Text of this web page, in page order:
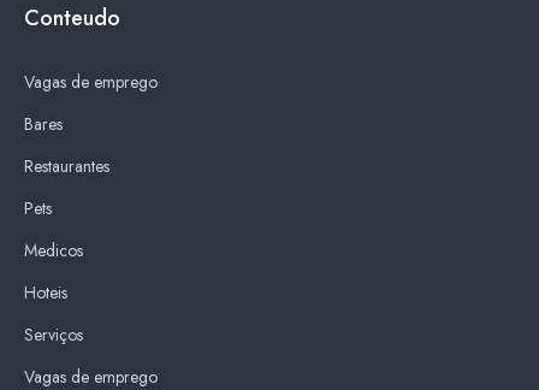
Conteudo
Vagas de emprego
Bares
Restaurantes
Pets
Medicos
Hoteis
Serviços
Vagas de emprego